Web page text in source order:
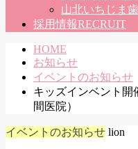
山北いちじま
採用情報RECRUIT
HOME
お知らせ
イベントのお知らせ
キッズインベント開
間医院）
イベントのお知らせ lion